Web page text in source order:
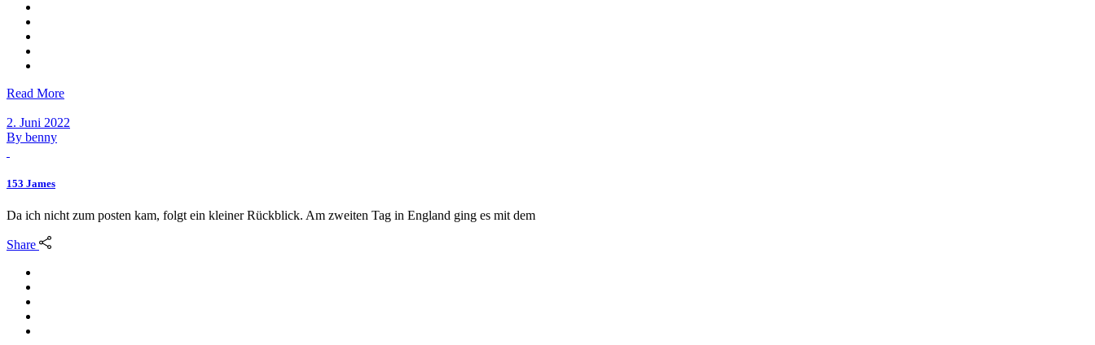
Read More
2. Juni 2022
By benny
153 James
Da ich nicht zum posten kam, folgt ein kleiner Rückblick. Am zweiten Tag in England ging es mit dem
Share